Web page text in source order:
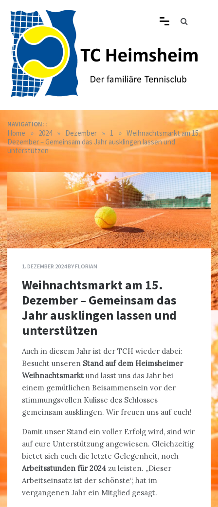
content
Tennisclub Heimsheim
NAVIGATION: :
Home » 2024 » Dezember » 1 » Weihnachtsmarkt am 15.
Dezember – Gemeinsam das Jahr ausklingen lassen und
unterstützen
1. DEZEMBER 2024BYFLORIAN
Weihnachtsmarkt am 15.
Dezember – Gemeinsam das
Jahr ausklingen lassen und
unterstützen
Auch in diesem Jahr ist der TCH wieder dabei:
Besucht unseren Stand auf dem Heimsheimer
Weihnachtsmarkt und lasst uns das Jahr bei
einem gemütlichen Beisammensein vor der
stimmungsvollen Kulisse des Schlosses
gemeinsam ausklingen. Wir freuen uns auf euch!
Damit unser Stand ein voller Erfolg wird, sind wir
auf eure Unterstützung angewiesen. Gleichzeitig
bietet sich euch die letzte Gelegenheit, noch
Arbeitsstunden für 2024 zu leisten. „Dieser
Arbeitseinsatz ist der schönste“, hat im
vergangenen Jahr ein Mitglied gesagt.